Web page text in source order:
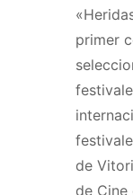
primer
de
de Cine